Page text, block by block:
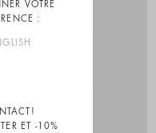
VOTRE
:
ET -10%